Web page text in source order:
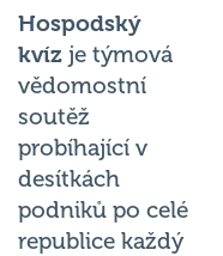
Hospodský
kvíz je týmová
vědomostní
soutěž
probíhající v
desítkách
podniků po celé
republice každý